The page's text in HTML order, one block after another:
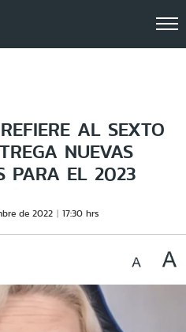
AL SEXTO
NUEVAS
PARA EL 2023
de 2022 17:30 hrs